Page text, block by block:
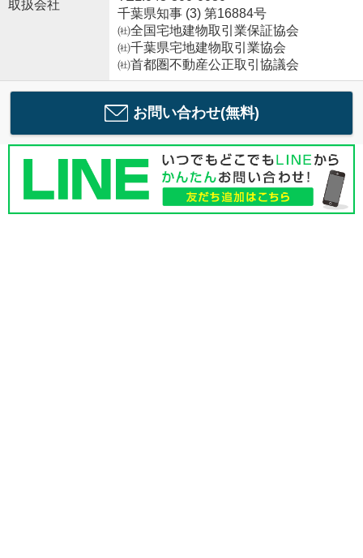
取扱会社
千葉県知事 (3) 第16884号
㈳全国宅地建物取引業保証協会
㈳千葉県宅地建物取引業協会
㈳首都圏不動産公正取引協議会
お問い合わせ(無料)